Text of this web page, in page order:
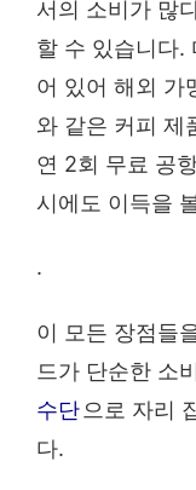
서의 소비가 많
할 수 있습니다.
어 있어 해외 가
와 같은 커피 제
연 2회 무료 공
시에도 이득을
.
이 모든 장점들
드가 단순한 소
수단 으로 자리
다.